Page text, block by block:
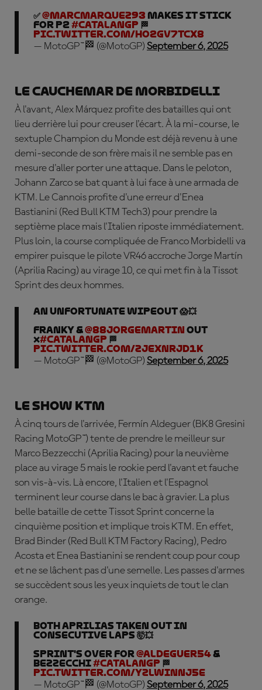
✅@marcmarquez93 makes it stick
for P2#CatalanGP 🏁
pic.twitter.com/Ho2Gv7tCx8
— MotoGP™🏁 (@MotoGP) September 6, 2025
Le cauchemar de Morbidelli
À l'avant, Alex Márquez profite des batailles qui ont
lieu derrière lui pour creuser l'écart. À la mi-course, le
sextuple Champion du Monde est déjà revenu à une
demi-seconde de son frère mais il ne semble pas en
mesure d'aller porter une attaque. Dans le peloton,
Johann Zarco se bat quant à lui face à une armada de
KTM. Le Cannois profite d'une erreur d'Enea
Bastianini (Red Bull KTM Tech3) pour prendre la
septième place mais l'Italien riposte immédiatement.
Plus loin, la course compliquée de Franco Morbidelli va
empirer puisque le pilote VR46 accroche Jorge Martín
(Aprilia Racing) au virage 10, ce qui met fin à la Tissot
Sprint des deux hommes.
An unfortunate wipeout 😱💥
Franky &@88jorgemartin OUT
❌#CatalanGP 🏁
pic.twitter.com/zJexNrJD1k
— MotoGP™🏁 (@MotoGP) September 6, 2025
Le show KTM
À cinq tours de l'arrivée, Fermín Aldeguer (BK8 Gresini
Racing MotoGP™) tente de prendre le meilleur sur
Marco Bezzecchi (Aprilia Racing) pour la neuvième
place au virage 5 mais le rookie perd l'avant et fauche
son vis-à-vis. Là encore, l'Italien et l'Espagnol
terminent leur course dans le bac à gravier. La plus
belle bataille de cette Tissot Sprint concerne la
cinquième position et implique trois KTM. En effet,
Brad Binder (Red Bull KTM Factory Racing), Pedro
Acosta et Enea Bastianini se rendent coup pour coup
et ne se lâchent pas d'une semelle. Les passes d'armes
se succèdent sous les yeux inquiets de tout le clan
orange.
Both Aprilias taken out in
consecutive laps 🤯💥
Sprint's over for @Aldeguer54&
Bezzecchi#CatalanGP 🏁
pic.twitter.com/yzLwINNj5e
— MotoGP™🏁 (@MotoGP) September 6, 2025